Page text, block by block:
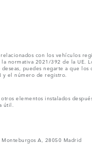
con los
2021/392 de la
puedes negarte a que
y el número de registro.
elementos instalados
útil.
A, 28050 Madrid